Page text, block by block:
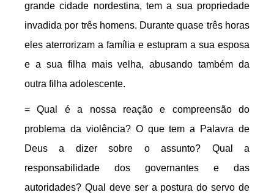
grande cidade nordestina, tem a sua propriedade
invadida por três homens. Durante quase três horas
eles aterrorizam a família e estupram a sua esposa
e a sua filha mais velha, abusando também da
outra filha adolescente.
= Qual é a nossa reação e compreensão do
problema da violência? O que tem a Palavra de
Deus a dizer sobre o assunto? Qual a
responsabilidade dos governantes e das
autoridades? Qual deve ser a postura do servo de